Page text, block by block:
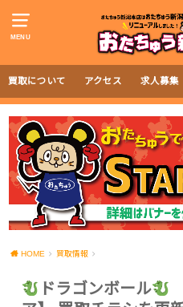
MENU
買取について アクセス 求人募集
HOME 買取情報
ドラゴンボール